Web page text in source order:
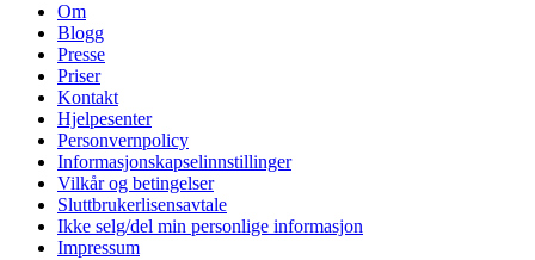
Om
Blogg
Presse
Priser
Kontakt
Hjelpesenter
Personvernpolicy
Informasjonskapselinnstillinger
Vilkår og betingelser
Sluttbrukerlisensavtale
Ikke selg/del min personlige informasjon
Impressum